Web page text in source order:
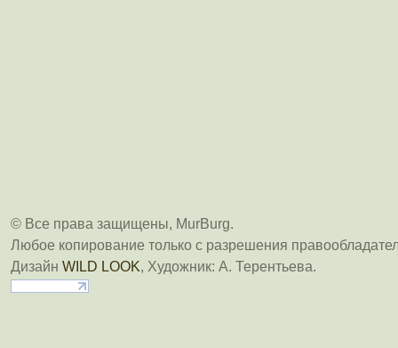
© Все права защищены, MurBurg.
Любое копирование только с разрешения
Дизайн WILD LOOK, Художник: А. Терентьева.